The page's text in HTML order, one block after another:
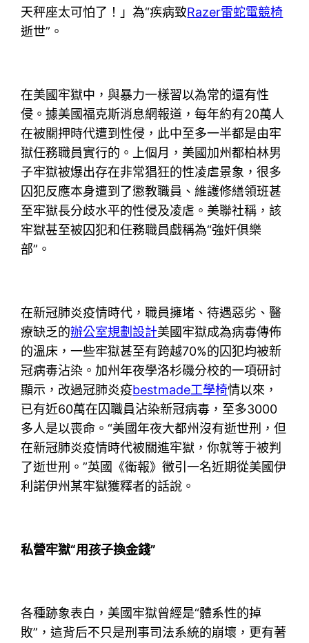
天秤座太可怕了！」為“疾病致Razer雷蛇電競椅
逝世”。
在美國牢獄中，與暴力一樣習以為常的還有性
侵。據美國福克斯消息網報道，每年約有20萬人
在被關押時代遭到性侵，此中至多一半都是由牢
獄任務職員實行的。上個月，美國加州都柏林男
子牢獄被爆出存在非常猖狂的性凌虐景象，很多
囚犯反應本身遭到了懲教職員、維護修繕領班甚
至牢獄長分歧水平的性侵及凌虐。美聯社稱，該
牢獄甚至被囚犯和任務職員戲稱為“強奸俱樂
部”。
在新冠肺炎疫情時代，職員擁堵、待遇惡劣、醫
療缺乏的辦公室規劃設計美國牢獄成為病毒傳佈
的溫床，一些牢獄甚至有跨越70%的囚犯均被新
冠病毒沾染。加州年夜學洛杉磯分校的一項研討
顯示，改過冠肺炎疫bestmade工學椅情以來，
已有近60萬在囚職員沾染新冠病毒，至多3000
多人是以喪命。“美國年夜大都州沒有逝世刑，但
在新冠肺炎疫情時代被關進牢獄，你就等于被判
了逝世刑。”英國《衛報》徵引一名近期從美國伊
利諾伊州某牢獄獲釋者的話說。
私營牢獄“用孩子換金錢”
各種跡象表白，美國牢獄曾經是“體系性的掉
敗”，這背后不只是刑事司法系統的崩壞，更有著